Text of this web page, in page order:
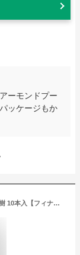
ーモンドプー
ッケージもか
【P10倍 6/1限定】名古屋ふらんす アーモンドの樹 10本入【フィナンシェ 焼菓子 洋菓子 プチギフト 御中元 御歳暮 内祝 ギフト プレゼント バレンタインデー 挨拶 お礼 誕生日 母の日 父の日 敬老の日 ご当地 名古屋 お取り寄せ 土産 手土産】